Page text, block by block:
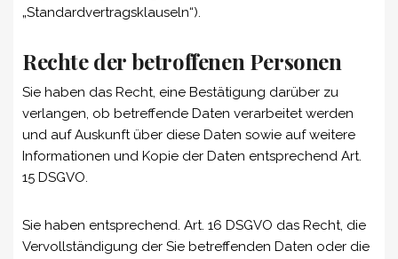
„Standardvertragsklauseln“).
Rechte der betroffenen Personen
Sie haben das Recht, eine Bestätigung darüber zu
verlangen, ob betreffende Daten verarbeitet werden
und auf Auskunft über diese Daten sowie auf weitere
Informationen und Kopie der Daten entsprechend Art.
15 DSGVO.
Sie haben entsprechend. Art. 16 DSGVO das Recht, die
Vervollständigung der Sie betreffenden Daten oder die